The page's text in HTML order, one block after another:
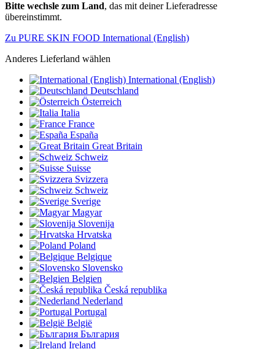
Bitte wechsle zum Land, das mit deiner Lieferadresse
übereinstimmt.
Zu PURE SKIN FOOD International (English)
Anderes Lieferland wählen
International (English)
Deutschland
Österreich
Italia
France
España
Great Britain
Schweiz
Suisse
Svizzera
Schweiz
Sverige
Magyar
Slovenija
Hrvatska
Poland
Belgique
Slovensko
Belgien
Česká republika
Nederland
Portugal
België
България
Ireland